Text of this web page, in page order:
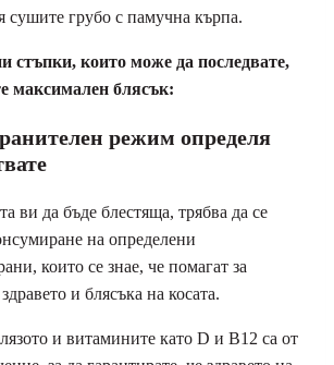
сушите грубо с памучна кърпа.
стъпки, които може да последвате,
максимален блясък:
режим определя
ви да бъде блестяща, трябва да се
на определени
които се знае, че помагат за
и блясъка на косата.
и витамините като D и B12 са от